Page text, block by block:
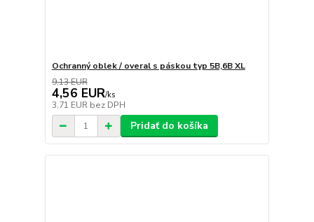
Ochranný oblek / overal s páskou typ 5B,6B XL
9,13 EUR
4,56 EUR/ks
3,71 EUR bez DPH
Pridať do košíka